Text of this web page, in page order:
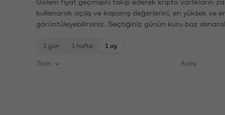
kullanarak açılış ve kapanış değerlerini, en yüksek ve
görüntüleyebilirsiniz. Seçtiğiniz günün kuru baz
1 gün 1 hafta 1 ay
Tarih Açılış